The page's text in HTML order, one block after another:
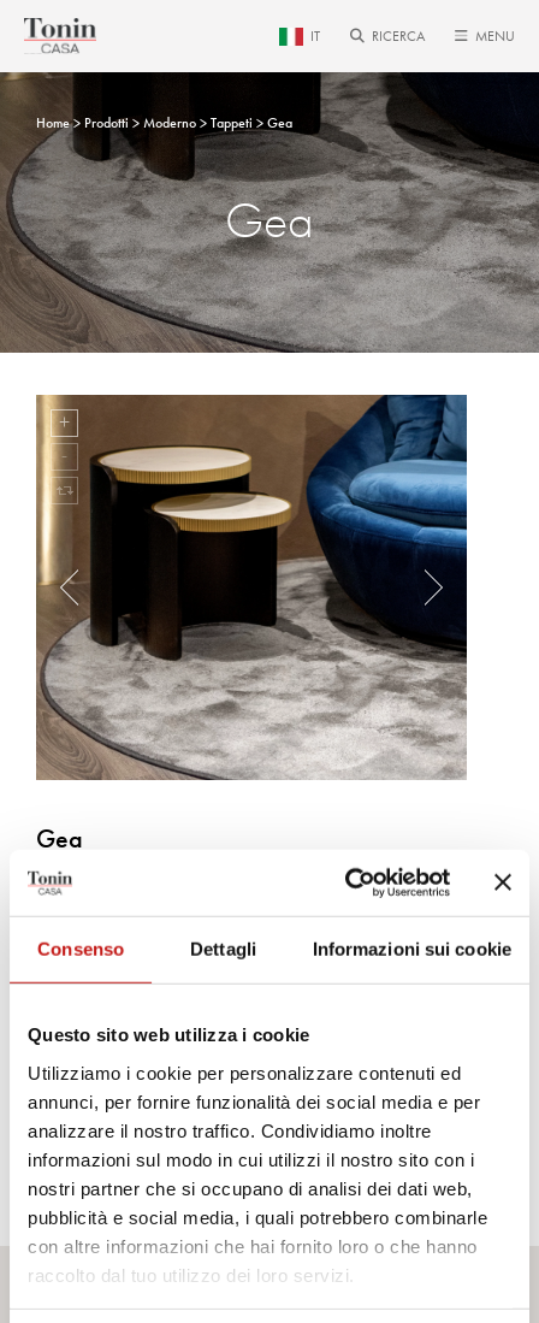
Consenso Dettagli Informazioni sui cookie
Questo sito web utilizza i cookie
Utilizziamo i cookie per personalizzare contenuti ed
annunci, per fornire funzionalità dei social media e per
analizzare il nostro traffico. Condividiamo inoltre
informazioni sul modo in cui utilizzi il nostro sito con i
nostri partner che si occupano di analisi dei dati web,
pubblicità e social media, i quali potrebbero combinarle
con altre informazioni che hai fornito loro o che hanno
raccolto dal tuo utilizzo dei loro servizi.
IT RICERCA MENU
Home Prodotti Moderno Tappeti Gea
Gea
Gea
Ernesto Barbieri
dalle calde tonalità che richiamano la terra. Gea è disponibile in
una gamma di dimensioni differenti ed è realizzato sia nel formato
SCHEDA MISURE
Desideri maggiori informazioni?